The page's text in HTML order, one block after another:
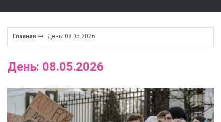
Главная День: 08.05.2026
День: 08.05.2026